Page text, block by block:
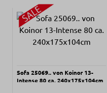
Sofa 25069.. von Koinor 13-
Intense 80 ca. 240x175x104cm